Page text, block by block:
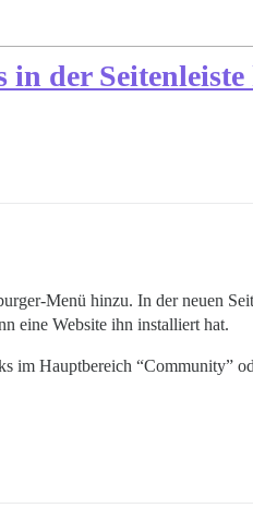
der
Menü hinzu. In der neuen
eine Website ihn installiert hat.
Hauptbereich “Community”